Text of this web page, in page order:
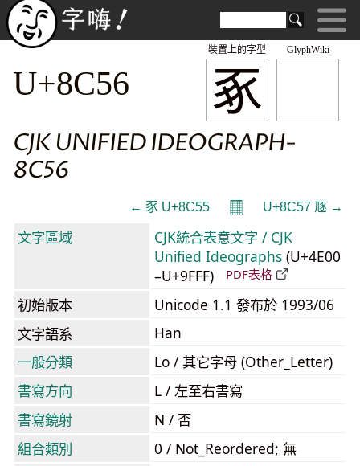
GlyphWiki
豖
裝置上的字型
U+8C56
CJK UNIFIED IDEOGRAPH-
8C56
← 豕 U+8C55 𝄜 U+8C57 豗 →
文字區域
CJK統合表意文字 / CJK
Unified Ideographs (U+4E00
–U+9FFF)
PDF表格
初始版本
Unicode 1.1 發布於 1993/06
文字語系
Han
一般分類
Lo / 其它字母 (Other_Letter)
書寫方向
L / 左至右書寫
書寫鏡射
N / 否
組合類別
0 / Not_Reordered; 無